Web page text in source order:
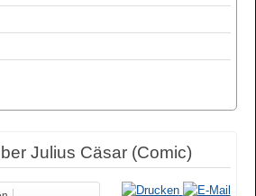
Julius Cäsar (Comic)